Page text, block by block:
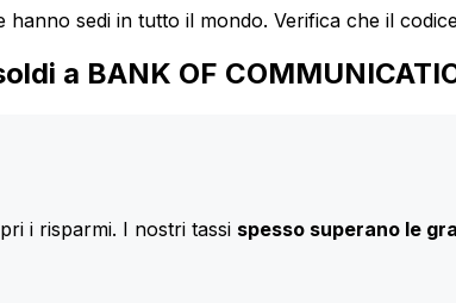
hanno sedi in tutto il mondo. Verifica che il
a BANK OF
i risparmi. I nostri tassi spesso superano le